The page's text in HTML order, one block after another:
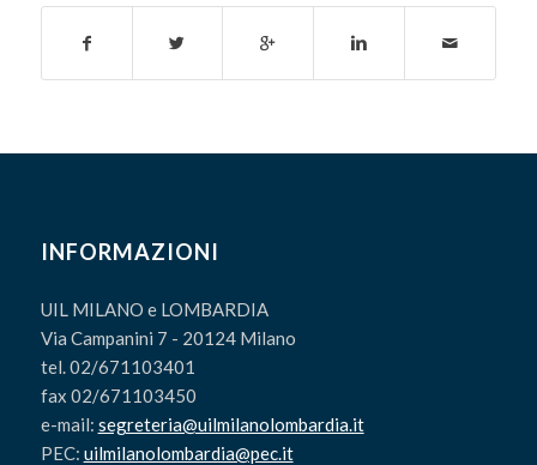
INFORMAZIONI
UIL MILANO e LOMBARDIA
Via Campanini 7 - 20124 Milano
tel. 02/671103401
fax 02/671103450
e-mail: segreteria@uilmilanolombardia.it
PEC: uilmilanolombardia@pec.it